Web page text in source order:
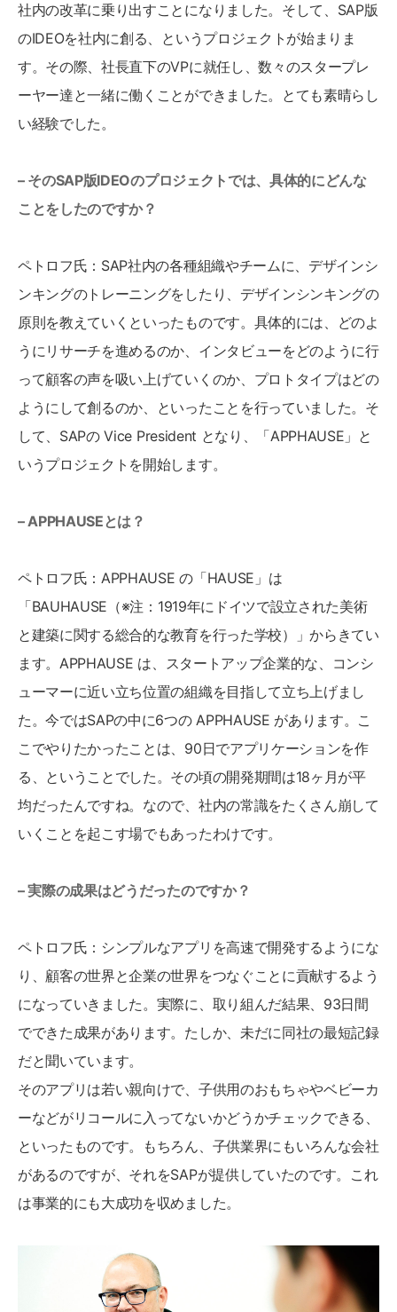
社内の改革に乗り出すことになりました。そして、SAP版
のIDEOを社内に創る、というプロジェクトが始まりま
す。その際、社長直下のVPに就任し、数々のスタープレ
ーヤー達と一緒に働くことができました。とても素晴らし
い経験でした。
– そのSAP版IDEOのプロジェクトでは、具体的にどんな
ことをしたのですか？
ペトロフ氏：SAP社内の各種組織やチームに、デザインシ
ンキングのトレーニングをしたり、デザインシンキングの
原則を教えていくといったものです。具体的には、どのよ
うにリサーチを進めるのか、インタビューをどのように行
って顧客の声を吸い上げていくのか、プロトタイプはどの
ようにして創るのか、といったことを行っていました。そ
して、SAPの Vice President となり、「APPHAUSE」と
いうプロジェクトを開始します。
– APPHAUSEとは？
ペトロフ氏：APPHAUSE の「HAUSE」は
「BAUHAUSE（※注：1919年にドイツで設立された美術
と建築に関する総合的な教育を行った学校）」からきてい
ます。APPHAUSE は、スタートアップ企業的な、コンシ
ューマーに近い立ち位置の組織を目指して立ち上げまし
た。今ではSAPの中に6つの APPHAUSE があります。こ
こでやりたかったことは、90日でアプリケーションを作
る、ということでした。その頃の開発期間は18ヶ月が平
均だったんですね。なので、社内の常識をたくさん崩して
いくことを起こす場でもあったわけです。
– 実際の成果はどうだったのですか？
ペトロフ氏：シンプルなアプリを高速で開発するようにな
り、顧客の世界と企業の世界をつなぐことに貢献するよう
になっていきました。実際に、取り組んだ結果、93日間
でできた成果があります。たしか、未だに同社の最短記録
だと聞いています。
そのアプリは若い親向けで、子供用のおもちゃやベビーカ
ーなどがリコールに入ってないかどうかチェックできる、
といったものです。もちろん、子供業界にもいろんな会社
があるのですが、それをSAPが提供していたのです。これ
は事業的にも大成功を収めました。